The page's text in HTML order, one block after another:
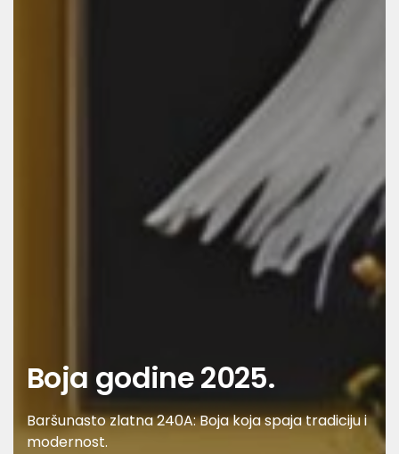
Boja godine 2025.
Baršunasto zlatna 240A: Boja koja spaja tradiciju i
modernost.